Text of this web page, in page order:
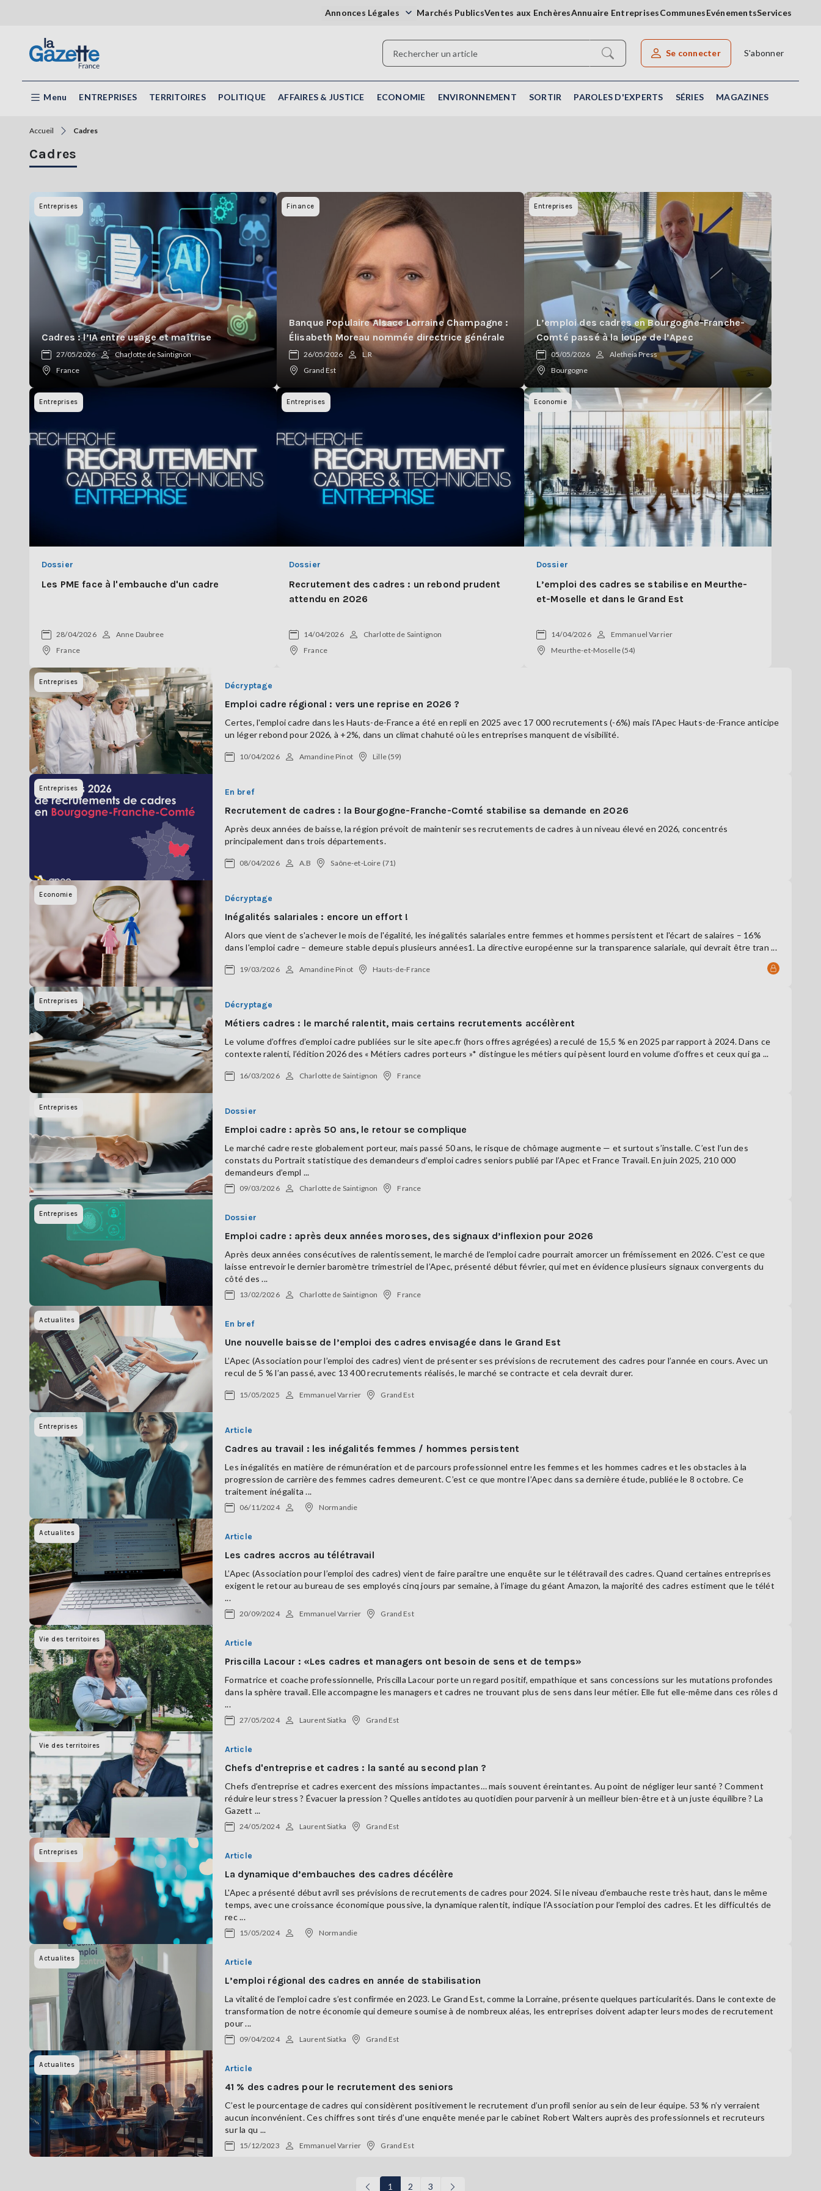
Annonces Légales Marchés PublicsVentes aux EnchèresAnnuaire EntreprisesCommunesEvénementsServices
Rechercher un article
Se connecter S'abonner
Menu ENTREPRISES TERRITOIRES POLITIQUE AFFAIRES & JUSTICE ECONOMIE ENVIRONNEMENT SORTIR PAROLES D'EXPERTS SÉRIES MAGAZINES
Accueil Cadres
Cadres
Entreprises
Cadres : l’IA entre usage et maîtrise
27/05/2026
Charlotte de Saintignon
France
Finance
Banque Populaire Alsace Lorraine Champagne :
Élisabeth Moreau nommée directrice générale
26/05/2026
L.R
Grand Est
Entreprises
L’emploi des cadres en Bourgogne-Franche-
Comté passé à la loupe de l’Apec
05/05/2026
Aletheia Press
Bourgogne
Entreprises
Dossier
Les PME face à l'embauche d'un cadre
28/04/2026
Anne Daubree
France
Entreprises
Dossier
Recrutement des cadres : un rebond prudent
attendu en 2026
14/04/2026
Charlotte de Saintignon
France
Economie
Dossier
L’emploi des cadres se stabilise en Meurthe-
et-Moselle et dans le Grand Est
14/04/2026
Emmanuel Varrier
Meurthe-et-Moselle (54)
Entreprises Décryptage
Emploi cadre régional : vers une reprise en 2026 ?
Certes, l'emploi cadre dans les Hauts-de-France a été en repli en 2025 avec 17 000 recrutements (-6%) mais l'Apec Hauts-de-France anticipe
un léger rebond pour 2026, à +2%, dans un climat chahuté où les entreprises manquent de visibilité.
10/04/2026 Amandine Pinot Lille (59)
Entreprises En bref
Recrutement de cadres : la Bourgogne-Franche-Comté stabilise sa demande en 2026
Après deux années de baisse, la région prévoit de maintenir ses recrutements de cadres à un niveau élevé en 2026, concentrés
principalement dans trois départements.
08/04/2026 A.B Saône-et-Loire (71)
Economie Décryptage
Inégalités salariales : encore un effort !
Alors que vient de s'achever le mois de l'égalité, les inégalités salariales entre femmes et hommes persistent et l'écart de salaires – 16%
dans l'emploi cadre – demeure stable depuis plusieurs années1. La directive européenne sur la transparence salariale, qui devrait être tran ...
19/03/2026 Amandine Pinot Hauts-de-France
Entreprises Décryptage
Métiers cadres : le marché ralentit, mais certains recrutements accélèrent
Le volume d’offres d’emploi cadre publiées sur le site apec.fr (hors offres agrégées) a reculé de 15,5 % en 2025 par rapport à 2024. Dans ce
contexte ralenti, l’édition 2026 des « Métiers cadres porteurs »* distingue les métiers qui pèsent lourd en volume d’offres et ceux qui ga ...
16/03/2026 Charlotte de Saintignon France
Entreprises Dossier
Emploi cadre : après 50 ans, le retour se complique
Le marché cadre reste globalement porteur, mais passé 50 ans, le risque de chômage augmente — et surtout s’installe. C’est l’un des
constats du Portrait statistique des demandeurs d’emploi cadres seniors publié par l’Apec et France Travail. En juin 2025, 210 000
demandeurs d’empl ...
09/03/2026 Charlotte de Saintignon France
Entreprises Dossier
Emploi cadre : après deux années moroses, des signaux d’inflexion pour 2026
Après deux années consécutives de ralentissement, le marché de l’emploi cadre pourrait amorcer un frémissement en 2026. C’est ce que
laisse entrevoir le dernier baromètre trimestriel de l’Apec, présenté début février, qui met en évidence plusieurs signaux convergents du
côté des ...
13/02/2026 Charlotte de Saintignon France
Actualites En bref
Une nouvelle baisse de l’emploi des cadres envisagée dans le Grand Est
L’Apec (Association pour l’emploi des cadres) vient de présenter ses prévisions de recrutement des cadres pour l’année en cours. Avec un
recul de 5 % l’an passé, avec 13 400 recrutements réalisés, le marché se contracte et cela devrait durer.
15/05/2025 Emmanuel Varrier Grand Est
Entreprises Article
Cadres au travail : les inégalités femmes / hommes persistent
Les inégalités en matière de rémunération et de parcours professionnel entre les femmes et les hommes cadres et les obstacles à la
progression de carrière des femmes cadres demeurent. C’est ce que montre l’Apec dans sa dernière étude, publiée le 8 octobre. Ce
traitement inégalita ...
06/11/2024 Normandie
Actualites Article
Les cadres accros au télétravail
L’Apec (Association pour l’emploi des cadres) vient de faire paraître une enquête sur le télétravail des cadres. Quand certaines entreprises
exigent le retour au bureau de ses employés cinq jours par semaine, à l’image du géant Amazon, la majorité des cadres estiment que le télét
...
20/09/2024 Emmanuel Varrier Grand Est
Vie des territoires Article
Priscilla Lacour : «Les cadres et managers ont besoin de sens et de temps»
Formatrice et coache professionnelle, Priscilla Lacour porte un regard positif, empathique et sans concessions sur les mutations profondes
dans la sphère travail. Elle accompagne les managers et cadres ne trouvant plus de sens dans leur métier. Elle fut elle-même dans ces rôles d
...
27/05/2024 Laurent Siatka Grand Est
Vie des territoires Article
Chefs d'entreprise et cadres : la santé au second plan ?
Chefs d’entreprise et cadres exercent des missions impactantes… mais souvent éreintantes. Au point de négliger leur santé ? Comment
réduire leur stress ? Évacuer la pression ? Quelles antidotes au quotidien pour parvenir à un meilleur bien-être et à un juste équilibre ? La
Gazett ...
24/05/2024 Laurent Siatka Grand Est
Entreprises Article
La dynamique d’embauches des cadres décélère
L'Apec a présenté début avril ses prévisions de recrutements de cadres pour 2024. Si le niveau d’embauche reste très haut, dans le même
temps, avec une croissance économique poussive, la dynamique ralentit, indique l’Association pour l’emploi des cadres. Et les difficultés de
rec ...
15/05/2024 Normandie
Actualites Article
L’emploi régional des cadres en année de stabilisation
La vitalité de l’emploi cadre s’est confirmée en 2023. Le Grand Est, comme la Lorraine, présente quelques particularités. Dans le contexte de
transformation de notre économie qui demeure soumise à de nombreux aléas, les entreprises doivent adapter leurs modes de recrutement
pour ...
09/04/2024 Laurent Siatka Grand Est
Actualites Article
41 % des cadres pour le recrutement des seniors
C’est le pourcentage de cadres qui considèrent positivement le recrutement d’un profil senior au sein de leur équipe. 53 % n’y verraient
aucun inconvénient. Ces chiffres sont tirés d’une enquête menée par le cabinet Robert Walters auprès des professionnels et recruteurs
sur la qu ...
15/12/2023 Emmanuel Varrier Grand Est
1 2 3